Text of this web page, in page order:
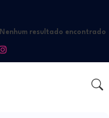
Nenhum resultado encontrado